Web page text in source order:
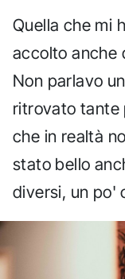
Quella che mi
accolto anche
Non parlavo
ritrovato tante
che in realtà
stato bello
diversi, un po'